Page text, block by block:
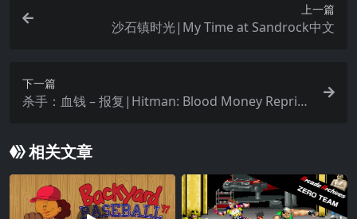
上一篇
沙石镇时光|My Time at Sandrock中文
下一篇
杀手：血钱 – 报复|Hitman: Blood Money Reprisa
相关文章